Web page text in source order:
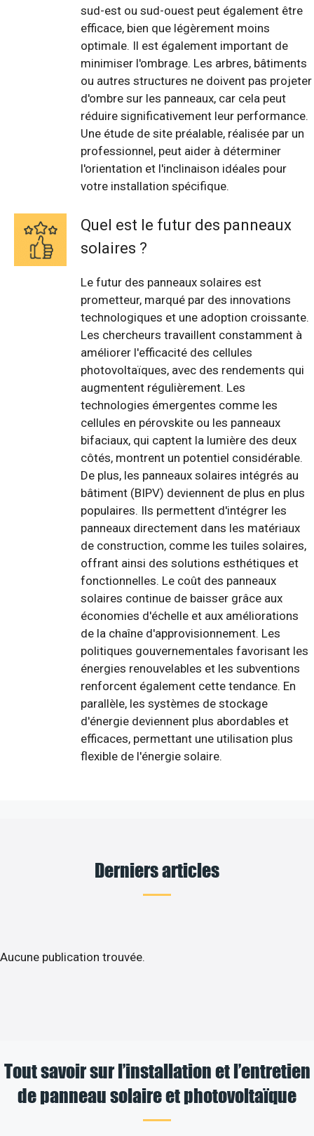
sud-est ou sud-ouest peut également être
efficace, bien que légèrement moins
optimale. Il est également important de
minimiser l'ombrage. Les arbres, bâtiments
ou autres structures ne doivent pas projeter
d'ombre sur les panneaux, car cela peut
réduire significativement leur performance.
Une étude de site préalable, réalisée par un
professionnel, peut aider à déterminer
l'orientation et l'inclinaison idéales pour
votre installation spécifique.
Quel est le futur des panneaux
solaires ?
Le futur des panneaux solaires est
prometteur, marqué par des innovations
technologiques et une adoption croissante.
Les chercheurs travaillent constamment à
améliorer l'efficacité des cellules
photovoltaïques, avec des rendements qui
augmentent régulièrement. Les
technologies émergentes comme les
cellules en pérovskite ou les panneaux
bifaciaux, qui captent la lumière des deux
côtés, montrent un potentiel considérable.
De plus, les panneaux solaires intégrés au
bâtiment (BIPV) deviennent de plus en plus
populaires. Ils permettent d'intégrer les
panneaux directement dans les matériaux
de construction, comme les tuiles solaires,
offrant ainsi des solutions esthétiques et
fonctionnelles. Le coût des panneaux
solaires continue de baisser grâce aux
économies d'échelle et aux améliorations
de la chaîne d'approvisionnement. Les
politiques gouvernementales favorisant les
énergies renouvelables et les subventions
renforcent également cette tendance. En
parallèle, les systèmes de stockage
d'énergie deviennent plus abordables et
efficaces, permettant une utilisation plus
flexible de l'énergie solaire.
Derniers articles
Aucune publication trouvée.
Tout savoir sur l’installation et l’entretien
de panneau solaire et photovoltaïque